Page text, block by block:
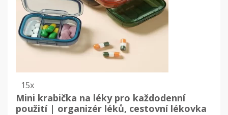
15x
Mini krabička na léky pro každodenní
použití | organizér léků, cestovní lékovka